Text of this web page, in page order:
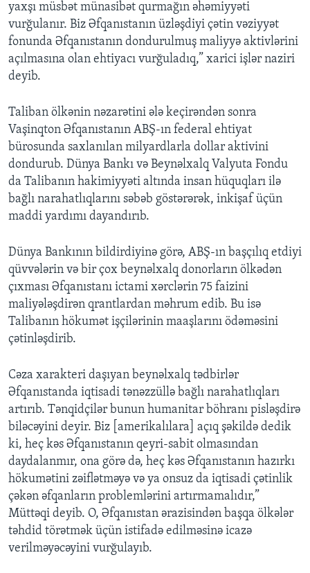
yaxşı müsbət münasibət qurmağın əhəmiyyəti
vurğulanır. Biz Əfqanıstanın üzləşdiyi çətin vəziyyət
fonunda Əfqanıstanın dondurulmuş maliyyə aktivlərini
açılmasına olan ehtiyacı vurğuladıq,” xarici işlər naziri
deyib.
Taliban ölkənin nəzarətini ələ keçirəndən sonra
Vaşinqton Əfqanıstanın ABŞ-ın federal ehtiyat
bürosunda saxlanılan milyardlarla dollar aktivini
dondurub. Dünya Bankı və Beynəlxalq Valyuta Fondu
da Talibanın hakimiyyəti altında insan hüquqları ilə
bağlı narahatlıqlarını səbəb göstərərək, inkişaf üçün
maddi yardımı dayandırıb.
Dünya Bankının bildirdiyinə görə, ABŞ-ın başçılıq etdiyi
qüvvələrin və bir çox beynəlxalq donorların ölkədən
çıxması Əfqanıstanı ictami xərclərin 75 faizini
maliyələşdirən qrantlardan məhrum edib. Bu isə
Talibanın hökumət işçilərinin maaşlarını ödəməsini
çətinləşdirib.
Cəza xarakteri daşıyan beynəlxalq tədbirlər
Əfqanıstanda iqtisadi tənəzzüllə bağlı narahatlıqları
artırıb. Tənqidçilər bunun humanitar böhranı pisləşdirə
biləcəyini deyir. Biz [amerikalılara] açıq şəkildə dedik
ki, heç kəs Əfqanıstanın qeyri-sabit olmasından
daydalanmır, ona görə də, heç kəs Əfqanıstanın hazırkı
hökumətini zəiflətməyə və ya onsuz da iqtisadi çətinlik
çəkən əfqanların problemlərini artırmamalıdır,”
Müttəqi deyib. O, Əfqanıstan ərazisindən başqa ölkələr
təhdid törətmək üçün istifadə edilməsinə icazə
verilməyəcəyini vurğulayıb.